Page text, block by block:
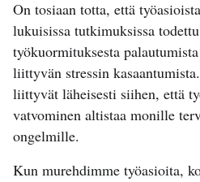
On tosiaan totta, että
lukuisissa tutkimuksissa
työkuormituksesta
liittyvän stressin
liittyvät läheisesti siihen, että
vatvominen altistaa monille
ongelmille.
Kun murehdimme työasioita,